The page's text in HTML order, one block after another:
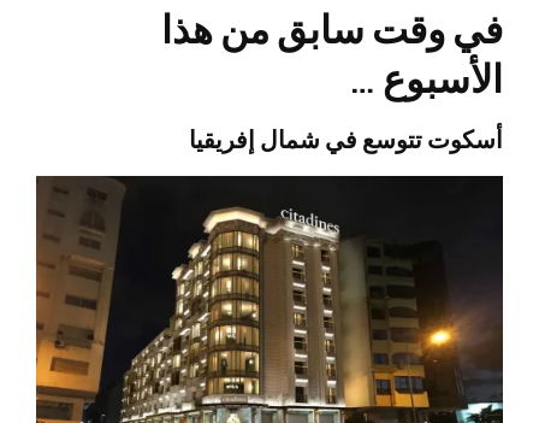
في وقت سابق من هذا
الأسبوع …
أسكوت تتوسع في شمال إفريقيا